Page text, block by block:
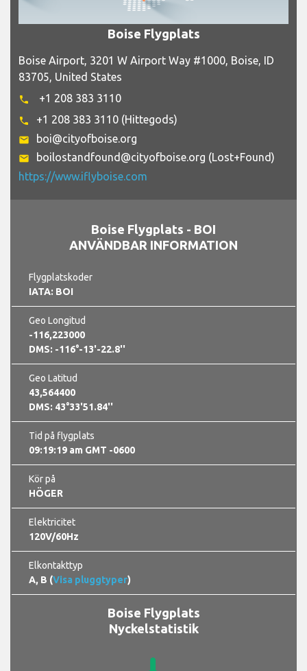
Boise Flygplats
Boise Airport, 3201 W Airport Way #1000, Boise, ID
83705, United States
phone +1 208 383 3110
phone +1 208 383 3110 (Hittegods)
email boi@cityofboise.org
email
boilostandfound@cityofboise.org (Lost+Found)
https://www.iflyboise.com
Boise Flygplats - BOI
ANVÄNDBAR INFORMATION
Flygplatskoder
IATA: BOI
Geo Longitud
-116,223000
DMS: -116°-13'-22.8''
Geo Latitud
43,564400
DMS: 43°33'51.84''
Tid på flygplats
09:19:19 am GMT -0600
Kör på
HÖGER
Elektricitet
120V/60Hz
Elkontakttyp
A, B (Visa pluggtyper)
Boise Flygplats
Nyckelstatistik